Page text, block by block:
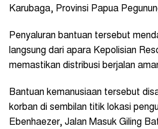
Karubaga, Provinsi Papua
Penyaluran bantuan tersebut
langsung dari apara Kepolisian
memastikan distribusi berjalan
Bantuan kemanusiaan tersebut
korban di sembilan titik lokasi
Ebenhaezer, Jalan Masuk Giling